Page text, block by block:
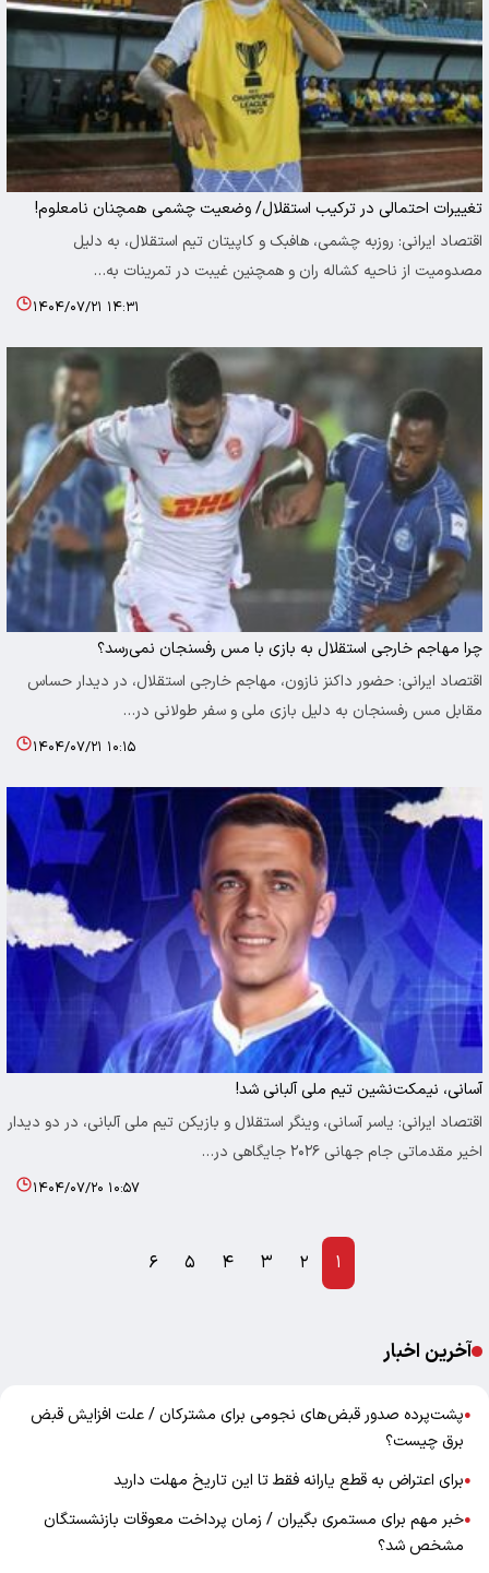
تغییرات احتمالی در ترکیب استقلال/ وضعیت چشمی همچنان نامعلوم!
اقتصاد ایرانی: روزبه چشمی، هافبک و کاپیتان تیم استقلال، به دلیل
مصدومیت از ناحیه کشاله ران و همچنین غیبت در تمرینات به…
۱۴۰۴/۰۷/۲۱ ۱۴:۳۱
چرا مهاجم خارجی استقلال به بازی با مس رفسنجان نمی‌رسد؟
اقتصاد ایرانی: حضور داکنز نازون، مهاجم خارجی استقلال، در دیدار حساس
مقابل مس رفسنجان به دلیل بازی ملی و سفر طولانی در…
۱۴۰۴/۰۷/۲۱ ۱۰:۱۵
آسانی، نیمکت‌نشین تیم ملی آلبانی شد!
اقتصاد ایرانی: یاسر آسانی، وینگر استقلال و بازیکن تیم ملی آلبانی، در دو دیدار
اخیر مقدماتی جام جهانی ۲۰۲۶ جایگاهی در…
۱۴۰۴/۰۷/۲۰ ۱۰:۵۷
۱ ۲ ۳ ۴ ۵ ۶
آخرین اخبار
●پشت‌پرده صدور قبض‌های نجومی برای مشترکان / علت افزایش قبض
برق چیست؟
●برای اعتراض به قطع یارانه فقط تا این تاریخ مهلت دارید
●خبر مهم برای مستمری بگیران / زمان پرداخت معوقات بازنشستگان
مشخص شد؟